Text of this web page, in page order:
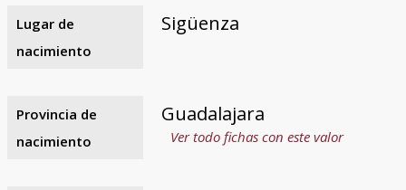
Lugar de
nacimiento
Sigüenza
Provincia de
nacimiento
Guadalajara
Ver todo fichas con este valor